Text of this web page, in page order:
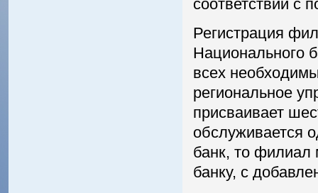
соответствии с
Регистрация
Национального
всех
региональное
присваивает
обслуживается
банк, то
банку, с